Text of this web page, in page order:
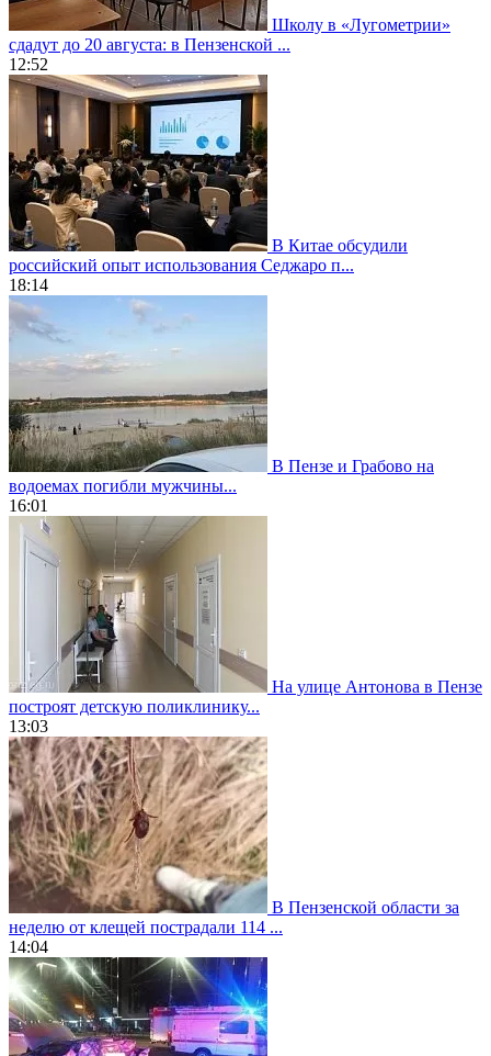
Школу в «Лугометрии»
сдадут до 20 августа: в Пензенской ...
12:52
В Китае обсудили
российский опыт использования Седжаро п...
18:14
В Пензе и Грабово на
водоемах погибли мужчины...
16:01
На улице Антонова в Пензе
построят детскую поликлинику...
13:03
В Пензенской области за
неделю от клещей пострадали 114 ...
14:04